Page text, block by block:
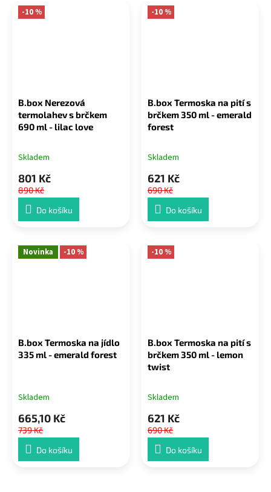
-10 %
B.box Nerezová
termolahev s brčkem
690 ml - lilac love
Skladem
801 Kč
890 Kč
Do košíku
-10 %
B.box Termoska na pití s
brčkem 350 ml - emerald
forest
Skladem
621 Kč
690 Kč
Do košíku
Novinka -10 %
B.box Termoska na jídlo
335 ml - emerald forest
Skladem
665,10 Kč
739 Kč
Do košíku
-10 %
B.box Termoska na pití s
brčkem 350 ml - lemon
twist
Skladem
621 Kč
690 Kč
Do košíku